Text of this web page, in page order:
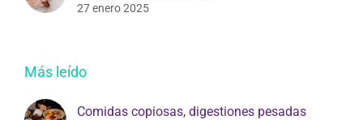
27 enero 2025
Más leído
Comidas copiosas, digestiones pesadas